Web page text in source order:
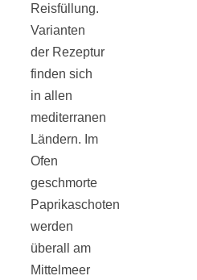
Reisfüllung.
Varianten
der Rezeptur
finden sich
in allen
mediterranen
Ländern. Im
Ofen
geschmorte
Paprikaschoten
werden
überall am
Mittelmeer